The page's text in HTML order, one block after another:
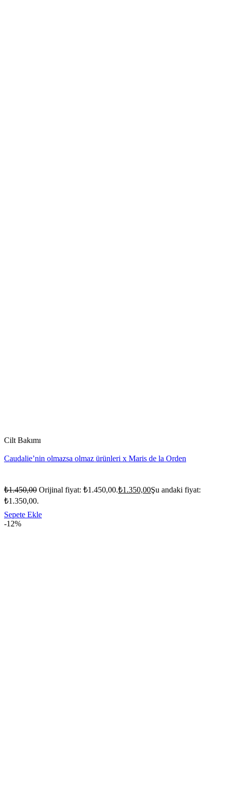
Cilt Bakımı
Caudalie’nin olmazsa olmaz ürünleri x Maris de la Orden
₺1.450,00 Orijinal fiyat: ₺1.450,00.₺1.350,00Şu andaki fiyat:
₺1.350,00.
Sepete Ekle
-12%